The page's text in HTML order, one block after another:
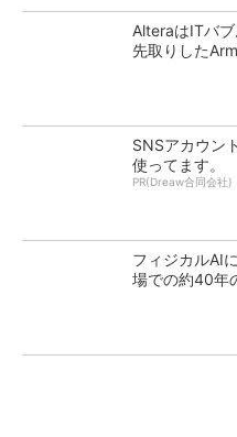
AlteraはITバ
先取りした
SNSアカウン
使ってます。
PR(Dreaw合同会社)
フィジカルAI
場での約40年